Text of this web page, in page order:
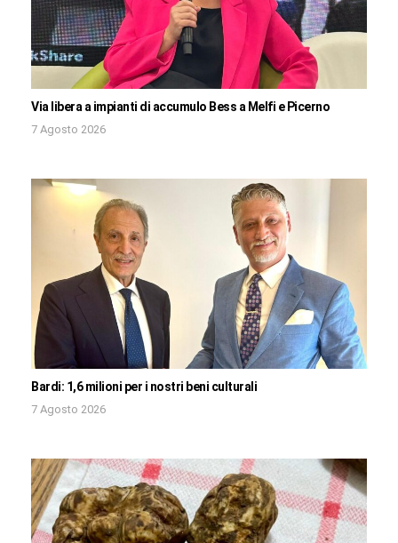
Via libera a impianti di accumulo Bess a Melfi e Picerno
7 Agosto 2026
Bardi: 1,6 milioni per i nostri beni culturali
7 Agosto 2026